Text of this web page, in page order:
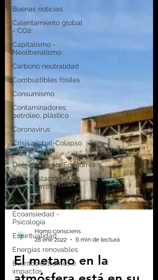
Buenas noticias
Calentamiento global
- CO2
Capitalismo -
Neoliberalismo
Carbono neutralidad
Combustibles fósiles
Consumismo
Contaminadores:
petróleo, plástico
Coronavirus
Crisis global-Colapso
-Covid
Decrecimiento/Economía
Desforestación - Uso
de la Tierra
Dieta
Ecoansiedad -
Psicología
Espiritualidad
Energías renovables
Eventos extremos e
impactos
Homo consciens
28 ene 2022
6 min de lectura